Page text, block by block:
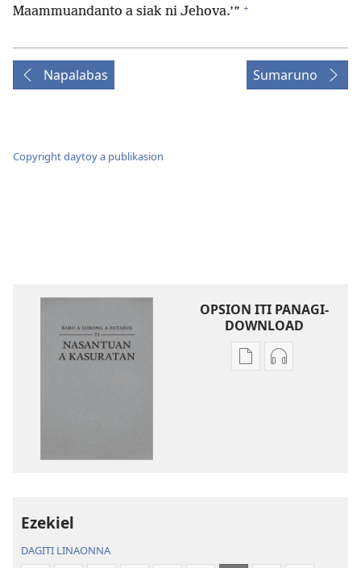
Maammuandanto a siak ni Jehova.’” +
Napalabas Sumaruno
Copyright daytoy a publikasion
OPSION ITI PANAGI-
DOWNLOAD
Dagiti Dagiti
Ezekiel
DAGITI LINAONNA